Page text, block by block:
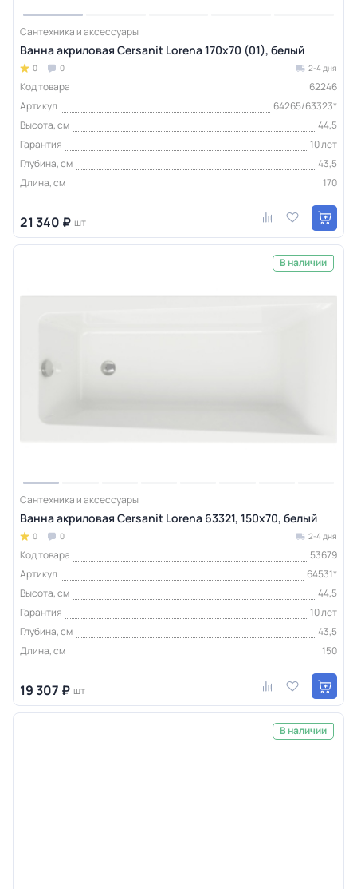
Сантехника и аксессуары
Ванна акриловая Cersanit Lorena 170x70 (01), белый
0 0 2-4 дня
Код товара
62246
Артикул
64265/63323*
Высота, см
44,5
Гарантия
10 лет
Глубина, см
43,5
Длина, см
170
21 340 ₽ шт
В наличии
Сантехника и аксессуары
Ванна акриловая Cersanit Lorena 63321, 150x70, белый
0 0 2-4 дня
Код товара
53679
Артикул
64531*
Высота, см
44,5
Гарантия
10 лет
Глубина, см
43,5
Длина, см
150
19 307 ₽ шт
В наличии